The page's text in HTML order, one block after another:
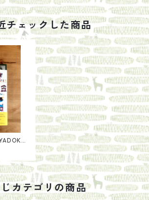
チェックした商品
カテゴリの商品